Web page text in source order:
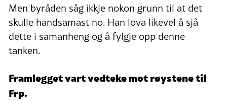
Men byråden såg ikkje nokon grunn til at det
skulle handsamast no. Han lova likevel å sjå
dette i samanheng og å fylgje opp denne
tanken.
Framlegget vart vedteke mot røystene til
Frp.